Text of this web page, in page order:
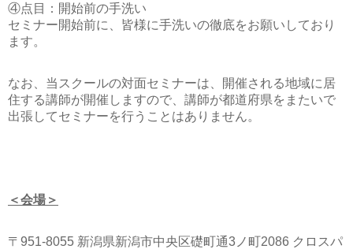
④点目：開始前の手洗い
セミナー開始前に、皆様に手洗いの徹底をお願いしており
ます。
なお、当スクールの対面セミナーは、開催される地域に居
住する講師が開催しますので、講師が都道府県をまたいで
出張してセミナーを行うことはありません。
＜会場＞
〒951-8055 新潟県新潟市中央区礎町通3ノ町2086 クロスパ